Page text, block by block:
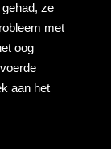
ze
met
oog
aan het